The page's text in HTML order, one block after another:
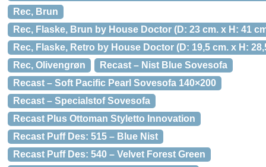
Rec, Brun
Rec, Flaske, Brun by House Doctor (D: 23 cm. x H: 41
Rec, Flaske, Retro by House Doctor (D: 19,5 cm. x H:
Rec, Olivengrøn
Recast – Nist Blue Sovesofa
Recast – Soft Pacific Pearl Sovesofa 140×200
Recast – Specialstof Sovesofa
Recast Plus Ottoman Styletto Innovation
Recast Puff Des: 515 – Blue Nist
Recast Puff Des: 540 – Velvet Forest Green